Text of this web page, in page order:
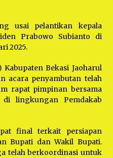
usai pelantikan kepala
Prabowo Subianto di
2025.
Kabupaten Bekasi Jaoharul
acara penyambutan telah
rapat pimpinan bersama
lingkungan Pemdakab
final terkait persiapan
Bupati dan Wakil Bupati.
telah berkoordinasi untuk